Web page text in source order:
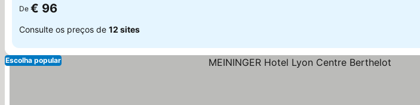
De € 96
Consulte os preços de 12 sites
Escolha popular